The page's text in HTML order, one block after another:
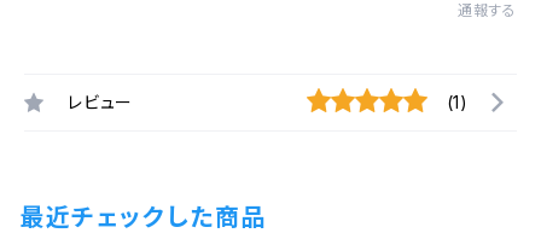
通報する
レビュー (1)
最近チェックした商品